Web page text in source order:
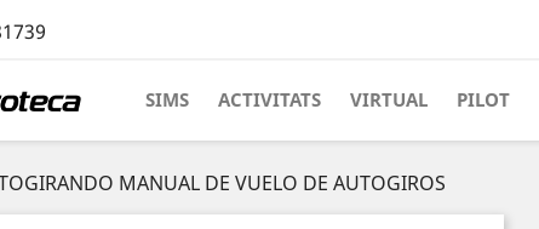
SIMS ACTIVITATS VIRTUAL PILOT
MANUAL DE VUELO DE AUTOGIROS